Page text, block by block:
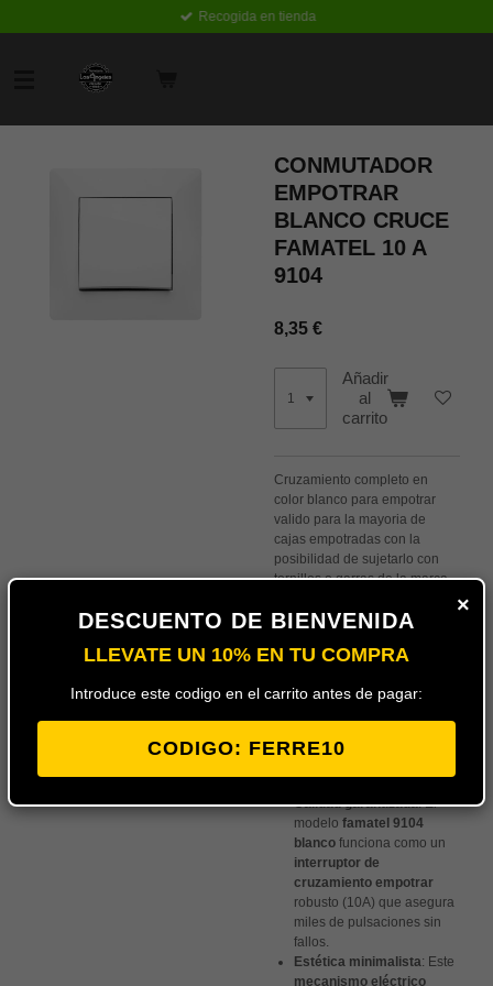
Recogida en tienda
CONMUTADOR
EMPOTRAR
BLANCO CRUCE
FAMATEL 10 A
9104
8,35 €
Añadir
al
carrito
Cruzamiento completo en
color blanco para empotrar
valido para la mayoria de
cajas empotradas con la
posibilidad de sujetarlo con
tornillos o garras de la marca
8429760276043
Control desde 3 puntos
conmutador de cruce
indispensable en
pasillos largos o
dormitorios grandes donde
Calidad garantizada: El
modelo famatel 9104
blanco funciona como un
interruptor de
cruzamiento empotrar
robusto (10A) que asegura
miles de pulsaciones sin
fallos.
Estética minimalista: Este
mecanismo eléctrico
×
DESCUENTO DE BIENVENIDA
LLEVATE UN 10% EN TU COMPRA
Introduce este codigo en el carrito antes de pagar:
CODIGO: FERRE10